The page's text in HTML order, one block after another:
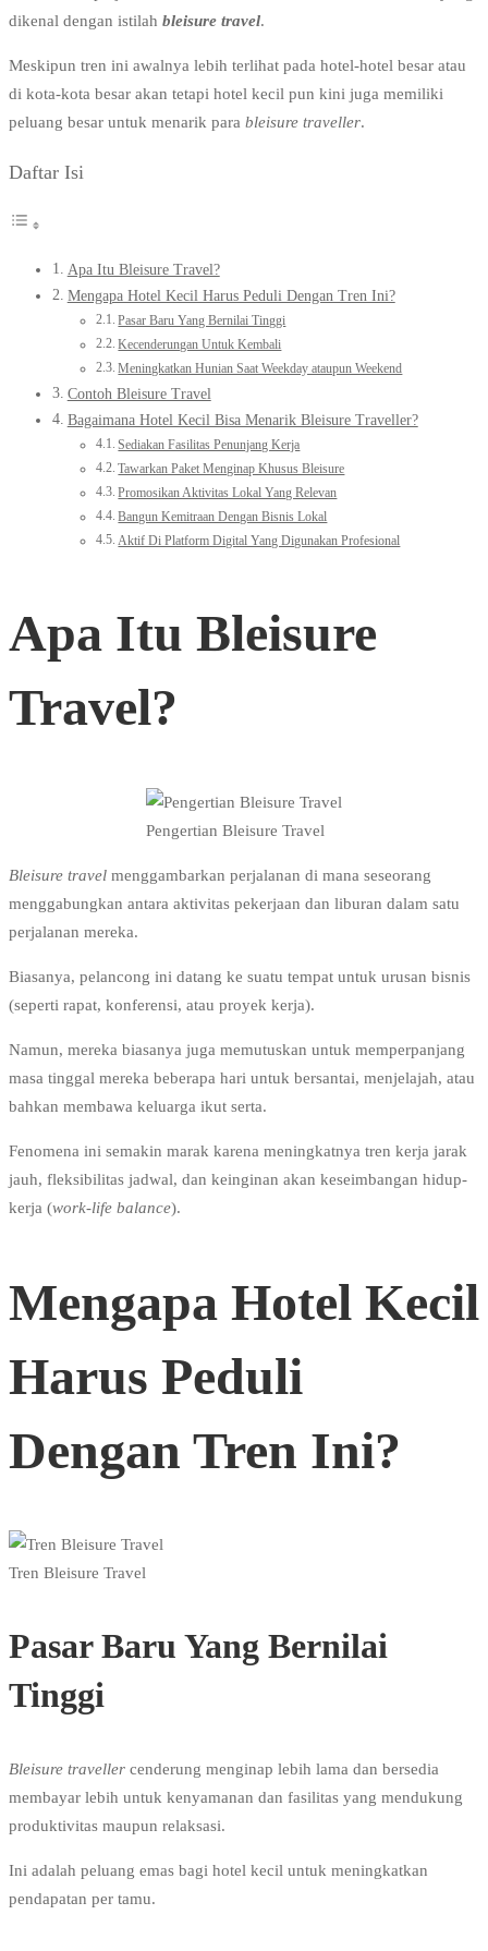
dikenal dengan istilah bleisure travel.
Meskipun tren ini awalnya lebih terlihat pada hotel-hotel besar atau
di kota-kota besar akan tetapi hotel kecil pun kini juga memiliki
peluang besar untuk menarik para bleisure traveller.
Daftar Isi
Apa Itu Bleisure Travel?
Mengapa Hotel Kecil Harus Peduli Dengan Tren Ini?
Pasar Baru Yang Bernilai Tinggi
Kecenderungan Untuk Kembali
Meningkatkan Hunian Saat Weekday ataupun Weekend
Contoh Bleisure Travel
Bagaimana Hotel Kecil Bisa Menarik Bleisure Traveller?
Sediakan Fasilitas Penunjang Kerja
Tawarkan Paket Menginap Khusus Bleisure
Promosikan Aktivitas Lokal Yang Relevan
Bangun Kemitraan Dengan Bisnis Lokal
Aktif Di Platform Digital Yang Digunakan Profesional
Apa Itu Bleisure
Travel?
Pengertian Bleisure Travel
Bleisure travel menggambarkan perjalanan di mana seseorang
menggabungkan antara aktivitas pekerjaan dan liburan dalam satu
perjalanan mereka.
Biasanya, pelancong ini datang ke suatu tempat untuk urusan bisnis
(seperti rapat, konferensi, atau proyek kerja).
Namun, mereka biasanya juga memutuskan untuk memperpanjang
masa tinggal mereka beberapa hari untuk bersantai, menjelajah, atau
bahkan membawa keluarga ikut serta.
Fenomena ini semakin marak karena meningkatnya tren kerja jarak
jauh, fleksibilitas jadwal, dan keinginan akan keseimbangan hidup-
kerja (work-life balance).
Mengapa Hotel Kecil
Harus Peduli
Dengan Tren Ini?
Tren Bleisure Travel
Pasar Baru Yang Bernilai
Tinggi
Bleisure traveller cenderung menginap lebih lama dan bersedia
membayar lebih untuk kenyamanan dan fasilitas yang mendukung
produktivitas maupun relaksasi.
Ini adalah peluang emas bagi hotel kecil untuk meningkatkan
pendapatan per tamu.